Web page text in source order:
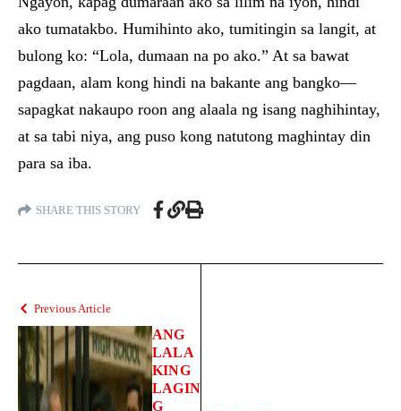
ako tumatakbo. Humihinto ako, tumitingin sa langit, at
bulong ko: “Lola, dumaan na po ako.” At sa bawat
pagdaan, alam kong hindi na bakante ang bangko—
sapagkat nakaupo roon ang alaala ng isang naghihintay,
at sa tabi niya, ang puso kong natutong maghintay din
para sa iba.
SHARE THIS STORY
Previous Article
ANG
LALA
KING
LAGIN
G